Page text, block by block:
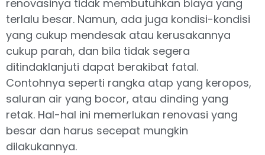
renovasinya tidak membutuhkan biaya yang
terlalu besar. Namun, ada juga kondisi-kondisi
yang cukup mendesak atau kerusakannya
cukup parah, dan bila tidak segera
ditindaklanjuti dapat berakibat fatal.
Contohnya seperti rangka atap yang keropos,
saluran air yang bocor, atau dinding yang
retak. Hal-hal ini memerlukan renovasi yang
besar dan harus secepat mungkin
dilakukannya.